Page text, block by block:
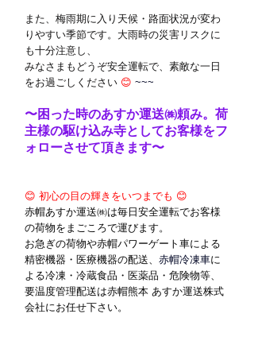
また、梅雨期に入り天候・路面状況が変わ
りやすい季節です。大雨時の災害リスクに
も十分注意し、
みなさまもどうぞ安全運転で、素敵な一日
をお過ごしください 😊 ~~~
〜困った時のあすか運送㈱頼み。荷
主様の駆け込み寺としてお客様をフ
ォローさせて頂きます〜
😊 初心の目の輝きをいつまでも 😊
赤帽あすか運送㈱は毎日安全運転でお客様
の荷物をまごころで運びます。
お急ぎの荷物や赤帽パワーゲート車による
精密機器・医療機器の配送、 赤帽冷凍車に
よる冷凍・冷蔵食品・ 医薬品・危険物等、
要温度管理配送は赤帽熊本 あすか運送株式
会社にお任せ下さい。